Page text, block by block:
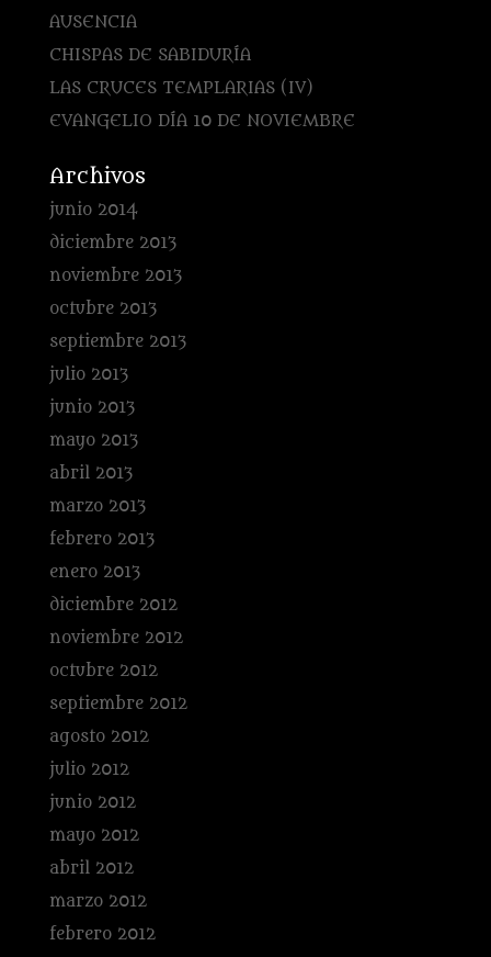
AUSENCIA
CHISPAS DE SABIDURÍA
LAS CRUCES TEMPLARIAS (IV)
EVANGELIO DÍA 10 DE NOVIEMBRE
Archivos
junio 2014
diciembre 2013
noviembre 2013
octubre 2013
septiembre 2013
julio 2013
junio 2013
mayo 2013
abril 2013
marzo 2013
febrero 2013
enero 2013
diciembre 2012
noviembre 2012
octubre 2012
septiembre 2012
agosto 2012
julio 2012
junio 2012
mayo 2012
abril 2012
marzo 2012
febrero 2012